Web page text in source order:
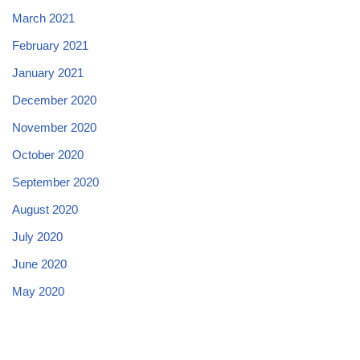
March 2021
February 2021
January 2021
December 2020
November 2020
October 2020
September 2020
August 2020
July 2020
June 2020
May 2020